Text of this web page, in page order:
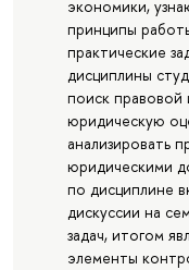
экономики,
принципы
практические
дисциплины
поиск правовой
юридическую
анализировать
юридическими
по дисциплине
дискуссии на
задач, итогом
элементы